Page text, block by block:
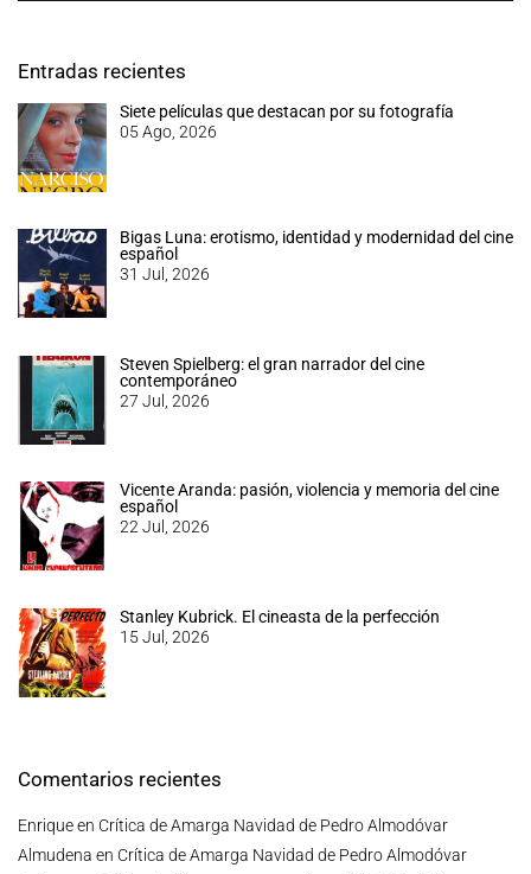
Entradas recientes
Siete películas que destacan por su fotografía
05 Ago, 2026
Bigas Luna: erotismo, identidad y modernidad del cine
español
31 Jul, 2026
Steven Spielberg: el gran narrador del cine
contemporáneo
27 Jul, 2026
Vicente Aranda: pasión, violencia y memoria del cine
español
22 Jul, 2026
Stanley Kubrick. El cineasta de la perfección
15 Jul, 2026
Comentarios recientes
Enriqueen Crítica de Amarga Navidad de Pedro Almodóvar
Almudena en Crítica de Amarga Navidad de Pedro Almodóvar